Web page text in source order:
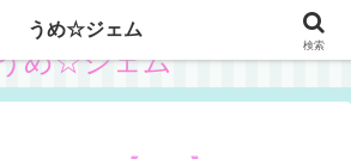
め☆ジェム
うめ☆ジェム
検索